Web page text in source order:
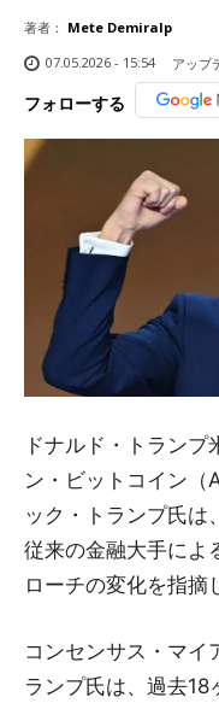
著者： Mete Demiralp
07.05.2026 - 15:54
アップ
フォローする
ドナルド・トラン
ン・ビットコイン（
ック・トランプ氏は
従来の金融大手によ
ローチの変化を指摘
コンセンサス・マイ
ランプ氏は、過去